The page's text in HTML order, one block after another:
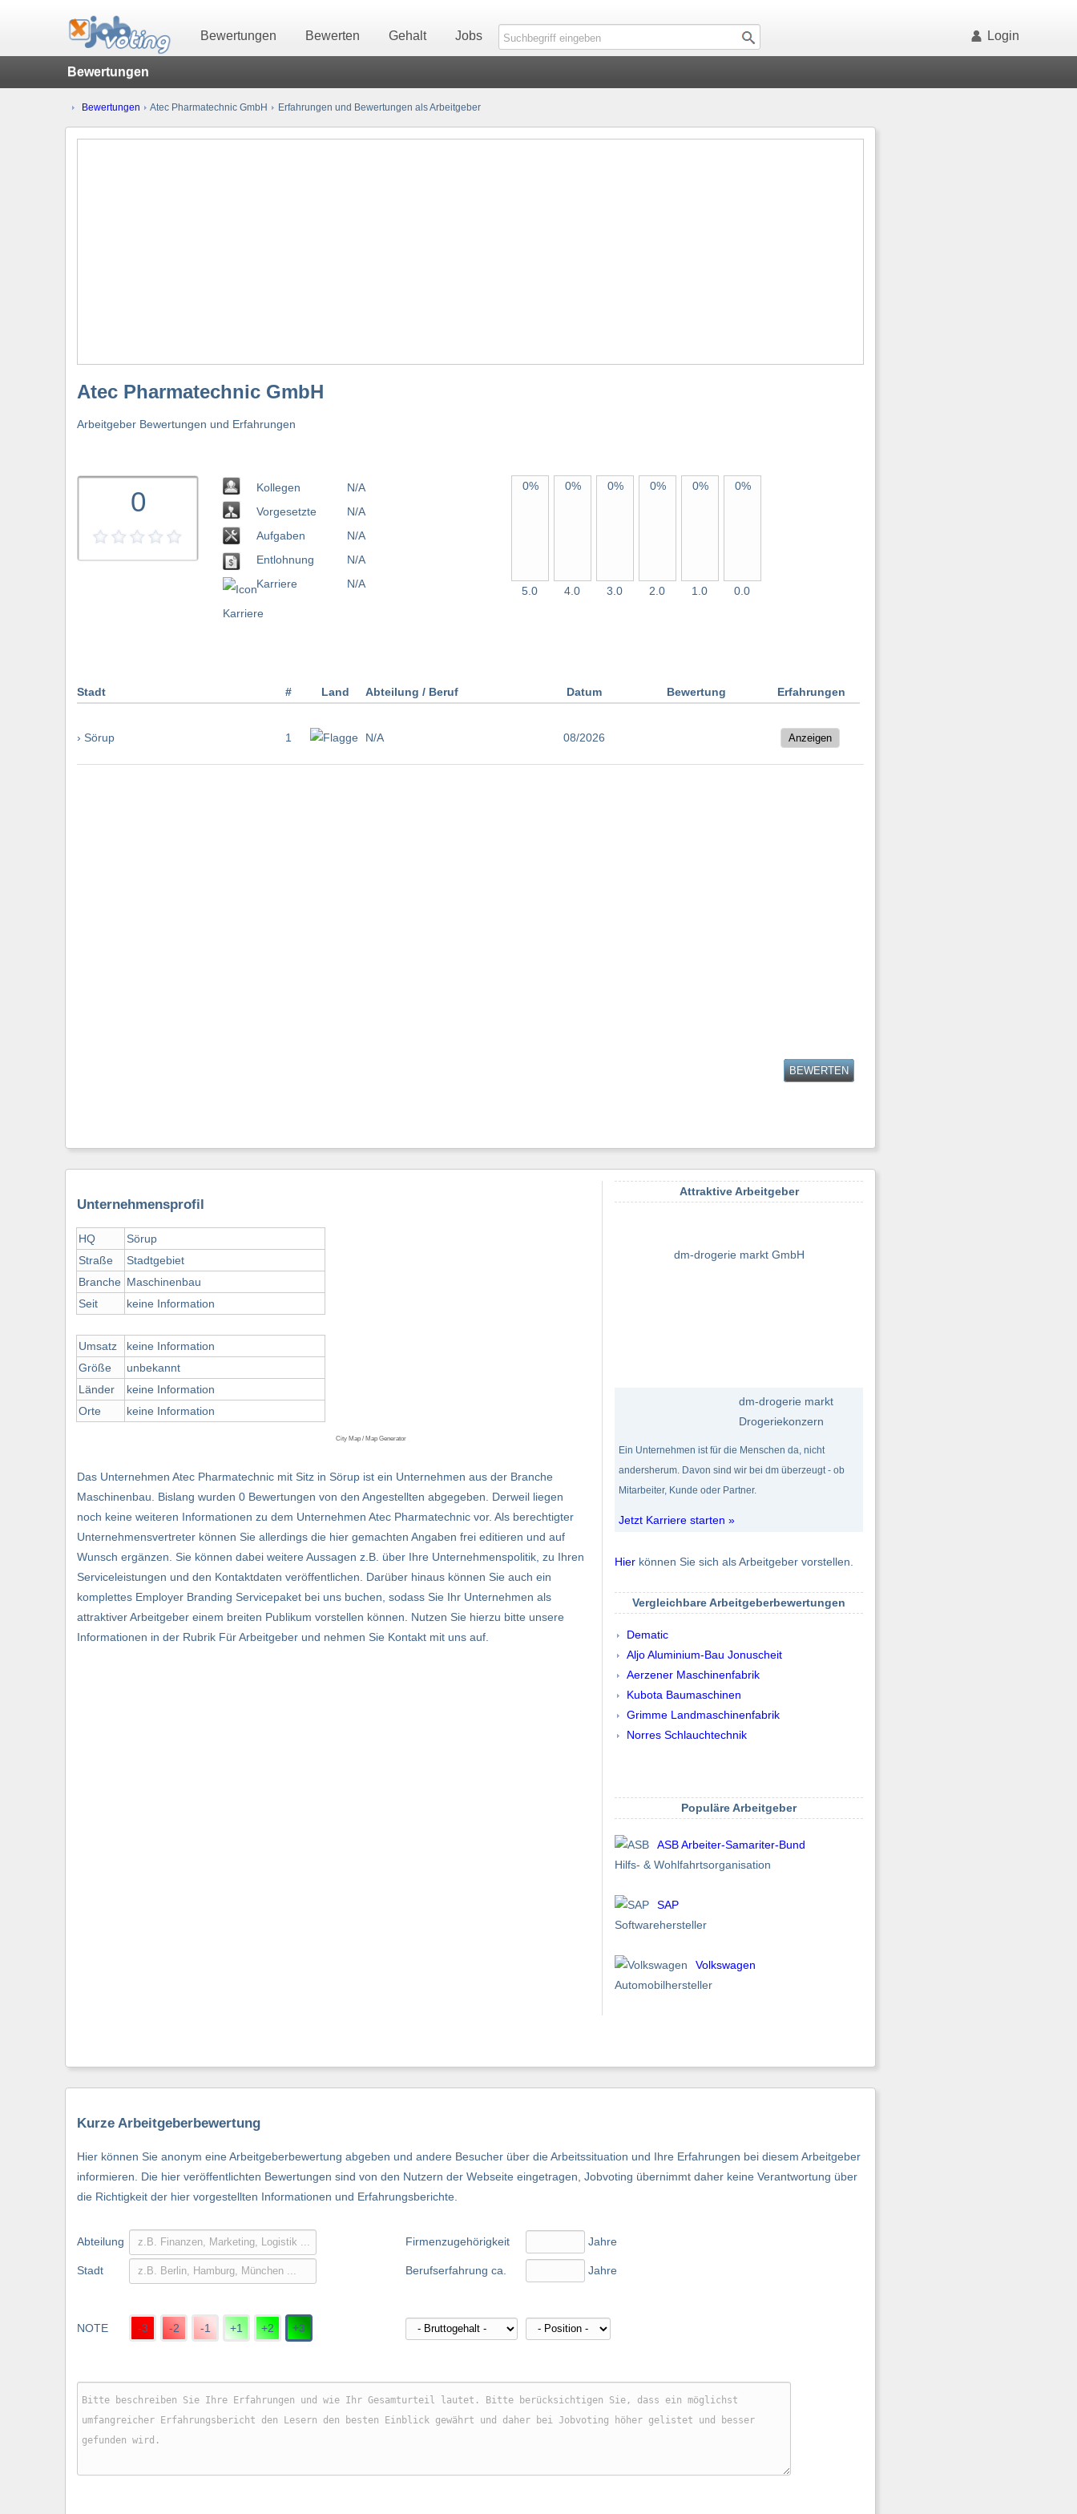
Bewertungen Bewerten Gehalt Jobs Login
Bewertungen
Bewertungen Atec Pharmatechnic GmbH Erfahrungen und Bewertungen als Arbeitgeber
Atec Pharmatechnic GmbH
Arbeitgeber Bewertungen und Erfahrungen
0
Kollegen
Vorgesetzte
Aufgaben
Entlohnung
Karriere
N/A
N/A
N/A
N/A
N/A
0%
5.0
0%
4.0
0%
3.0
0%
2.0
0%
1.0
0%
0.0
Stadt # Land Abteilung / Beruf Datum Bewertung Erfahrungen
› Sörup 1 N/A 08/2026
BEWERTEN
Unternehmensprofil
HQ
Straße
Branche
Seit
Umsatz
Größe
Länder
Orte
Sörup
Stadtgebiet
Maschinenbau
keine Information
keine Information
unbekannt
keine Information
keine Information
City Map / Map Generator
Das Unternehmen Atec Pharmatechnic mit Sitz in Sörup ist ein Unternehmen aus der Branche
Maschinenbau. Bislang wurden 0 Bewertungen von den Angestellten abgegeben. Derweil liegen
noch keine weiteren Informationen zu dem Unternehmen Atec Pharmatechnic vor. Als berechtigter
Unternehmensvertreter können Sie allerdings die hier gemachten Angaben frei editieren und auf
Wunsch ergänzen. Sie können dabei weitere Aussagen z.B. über Ihre Unternehmenspolitik, zu Ihren
Serviceleistungen und den Kontaktdaten veröffentlichen. Darüber hinaus können Sie auch ein
komplettes Employer Branding Servicepaket bei uns buchen, sodass Sie Ihr Unternehmen als
attraktiver Arbeitgeber einem breiten Publikum vorstellen können. Nutzen Sie hierzu bitte unsere
Informationen in der Rubrik Für Arbeitgeber und nehmen Sie Kontakt mit uns auf.
Attraktive Arbeitgeber
dm-drogerie markt GmbH
dm-drogerie markt
Drogeriekonzern
Ein Unternehmen ist für die Menschen da, nicht
andersherum. Davon sind wir bei dm überzeugt - ob
Mitarbeiter, Kunde oder Partner.
Jetzt Karriere starten »
Hier können Sie sich als Arbeitgeber vorstellen.
Vergleichbare Arbeitgeberbewertungen
Dematic
Aljo Aluminium-Bau Jonuscheit
Aerzener Maschinenfabrik
Kubota Baumaschinen
Grimme Landmaschinenfabrik
Norres Schlauchtechnik
Populäre Arbeitgeber
ASB Arbeiter-Samariter-Bund
Hilfs- & Wohlfahrtsorganisation
SAP
Softwarehersteller
Volkswagen
Automobilhersteller
Kurze Arbeitgeberbewertung
Hier können Sie anonym eine Arbeitgeberbewertung abgeben und andere Besucher über die Arbeitssituation und Ihre Erfahrungen bei diesem Arbeitgeber
informieren. Die hier veröffentlichten Bewertungen sind von den Nutzern der Webseite eingetragen, Jobvoting übernimmt daher keine Verantwortung über
die Richtigkeit der hier vorgestellten Informationen und Erfahrungsberichte.
Abteilung
Stadt
NOTE -3 -2 -1 +1 +2 +3
Firmenzugehörigkeit
Berufserfahrung ca.
Jahre
Jahre